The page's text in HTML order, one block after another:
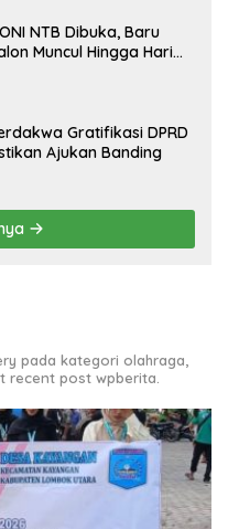
NTB Dibuka, Baru
Muncul Hingga Hari
Gratifikasi DPRD
Ajukan Banding
pada kategori olahraga,
recent post wpberita.